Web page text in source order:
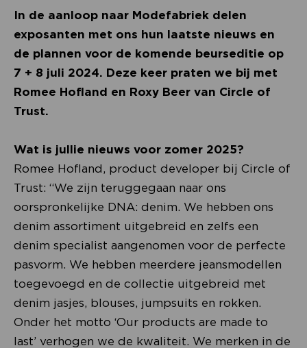
In de aanloop naar Modefabriek delen
exposanten met ons hun laatste nieuws en
de plannen voor de komende beurseditie op
7 + 8 juli 2024. Deze keer praten we bij met
Romee Hofland en Roxy Beer van Circle of
Trust.
Wat is jullie nieuws voor zomer 2025?
Romee Hofland, product developer bij Circle of
Trust: “We zijn teruggegaan naar ons
oorspronkelijke DNA: denim. We hebben ons
denim assortiment uitgebreid en zelfs een
denim specialist aangenomen voor de perfecte
pasvorm. We hebben meerdere jeansmodellen
toegevoegd en de collectie uitgebreid met
denim jasjes, blouses, jumpsuits en rokken.
Onder het motto ‘Our products are made to
last’ verhogen we de kwaliteit. We merken in de